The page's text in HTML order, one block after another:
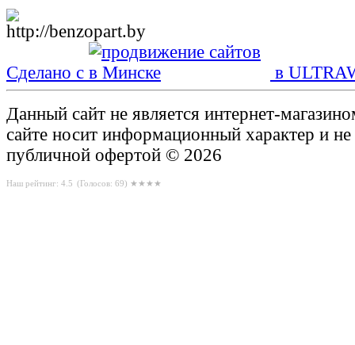
Сделано с в
Данный сайт не является интернет-
сайте носит информационный характер и не
публичной офертой © 2026
Наш рейтинг: 4.5 (Голосов: 69) ★★★★